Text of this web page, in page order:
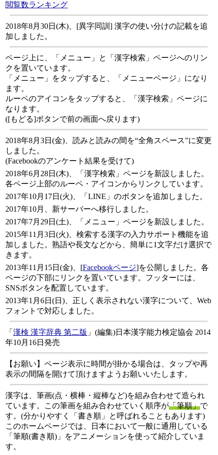
閲覧数ランキング
2018年8月30日(木)、[異字同訓] 漢字の使い分けの記載を追
加しました。
ページ上に、「メニュー」と「漢字検索」ページへのリン
クを置いています。
「メニュー」をタップすると、「メニューページ」になり
ます。
ルーペのアイコンをタップすると、「漢字検索」ページに
なります。
([もどる]ボタンで前の画面へ戻ります)
2018年8月3日(金)、読みと読みの間を“全角スペース”に変更
しました。
(Facebookのアンケート結果を受けて)
2018年6月28日(木)、「漢字検索」ページを新設しました。
各ページ上部のルーペ・アイコンからリンクしています。
2017年10月17日(火)、「LINE」のボタンを追加しました。
2017年10月、新サーバーへ移行しました。
2017年7月29日(土)、「メニュー」ページを新設しました。
2015年11月3日(火)、検索する漢字の入力サポート機能を追
加しました。熟語や長文などから、簡単に1文字だけ選択で
きます。
2013年11月15日(金)、[Facebookページ]を公開しました。各
ページの下部にリンクを置いています。フッターには、
SNSボタンを配置しています。
2013年1月6日(日)、正しく表示されない漢字について、Web
フォントで対応しました。
「漢検 漢字辞典 第二版 」(編集)日本漢字能力検定協会 2014
年10月16日発売
【お願い】ページ表示に時間が掛かる場合は、タップや再
表示の間隔を開けて頂けますようお願いいたします。
漢字は、筆画(点・横棒・縦棒など)を組み合わせて造られ
ています。この筆画を組み合わせていく順序が「筆順」で
す。(分かりやすく「書き順」と呼ばれることもあります)
このホームページでは、日本において一般に通用している
「筆順(書き順)」をアニメーションを使って紹介していま
す。